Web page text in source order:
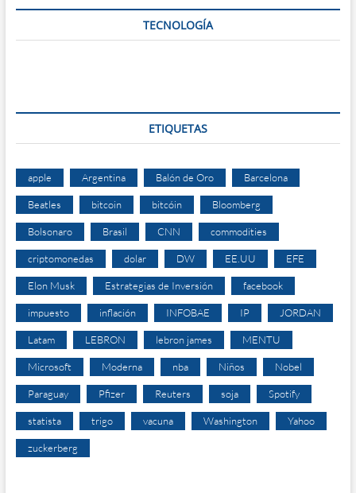
TECNOLOGÍA
ETIQUETAS
apple Argentina Balón de Oro Barcelona
Beatles bitcoin bitcóin Bloomberg
Bolsonaro Brasil CNN commodities
criptomonedas dolar DW EE.UU EFE
Elon Musk Estrategias de Inversión facebook
impuesto inflación INFOBAE IP JORDAN
Latam LEBRON lebron james MENTU
Microsoft Moderna nba Niños Nobel
Paraguay Pfizer Reuters soja Spotify
statista trigo vacuna Washington Yahoo
zuckerberg